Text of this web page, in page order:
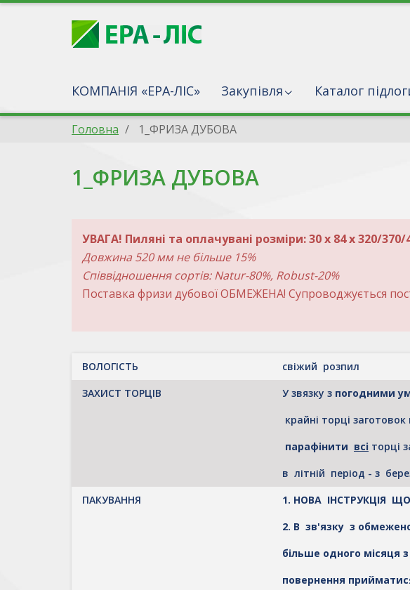
КОМПАНІЯ «ЕРА-ЛІС» Закупівля Каталог
Головна 1_ФРИЗА ДУБОВА
1_ФРИЗА ДУБОВА
УВАГА! Пиляні та оплачувані розміри: 30 х 84 х
Довжина 520 мм не більше 15%
Співвідношення сортів: Natur-80%, Robust-20%
Поставка фризи дубової ОБМЕЖЕНА! Супроводжується
ВОЛОГІСТЬ
свіжий розпил
ЗАХИСТ ТОРЦІВ
У звязку з погодними
крайні торці
парафінити всі торці
в літній період - з
ПАКУВАННЯ
1. НОВА ІНСТРУКЦІЯ
2. В зв'язку з
більше одного місяця
повернення